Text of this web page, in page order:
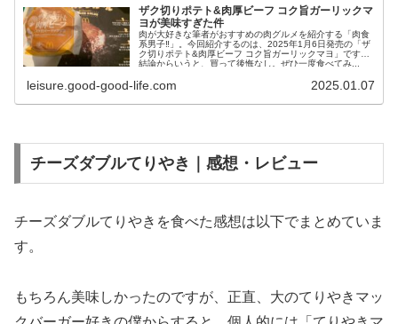
ザク切りポテト&肉厚ビーフ コク旨ガーリックマ
ヨが美味すぎた件
肉が大好きな筆者がおすすめの肉グルメを紹介する「肉食
系男子‼︎」。今回紹介するのは、2025年1月6日発売の「ザ
ク切りポテト&肉厚ビーフ コク旨ガーリックマヨ」です。
結論からいうと、買って後悔なし。ぜひ一度食べてみ...
leisure.good-good-life.com 2025.01.07
チーズダブルてりやき｜感想・レビュー
チーズダブルてりやきを食べた感想は以下でまとめていま
す。
もちろん美味しかったのですが、正直、大のてりやきマッ